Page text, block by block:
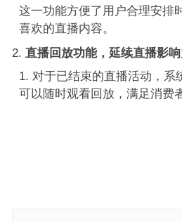
这一功能方便了用户合理安排
喜欢的直播内容。
直播回放功能，延续直播影
对于已结束的直播活动，系
可以随时观看回放，满足消费